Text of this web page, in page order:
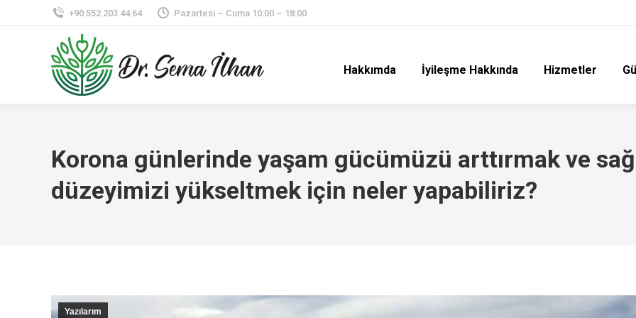
+90 552 203 44 64 Pazartesi – Cuma 10:00 – 18:00
Hakkımda İyileşme Hakkında Hizmetler
Korona günlerinde yaşam gücümüzü arttırmak ve
düzeyimizi yükseltmek için neler yapabiliriz?
Yazılarım